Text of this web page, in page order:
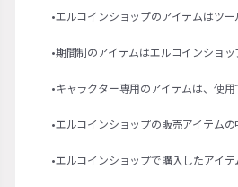
•エルコインショップのアイテムはツ
•期間制のアイテムはエルコインショ
•キャラクター専用のアイテムは、使
•エルコインショップの販売アイテム
•エルコインショップで購入したアイ